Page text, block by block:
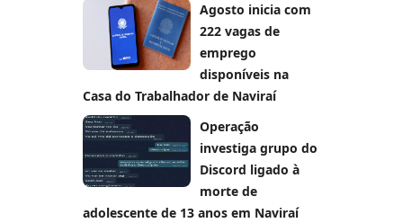
Agosto inicia com
222 vagas de
emprego
disponíveis na
Casa do Trabalhador de Naviraí
Operação
investiga grupo do
Discord ligado à
morte de
adolescente de 13 anos em Naviraí